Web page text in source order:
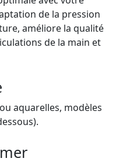
de la pression
améliore la qualité
de la main et
aquarelles, modèles